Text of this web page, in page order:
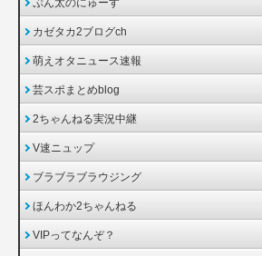
ぷん太のにゅーす
カゼタカ2ブログch
萌えオタニュース速報
芸スポまとめblog
2ちゃんねる実況中継
V速ニュップ
ブラブラブラウジング
ほんわか2ちゃんねる
VIPってなんぞ？